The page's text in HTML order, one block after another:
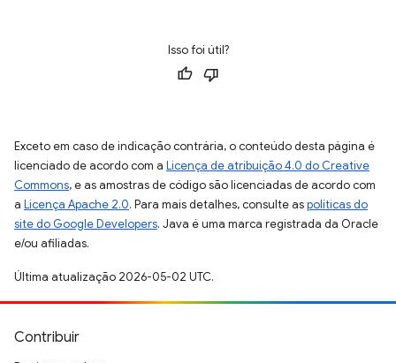
Isso foi útil?
Exceto em caso de indicação contrária, o conteúdo desta página é
licenciado de acordo com a Licença de atribuição 4.0 do Creative
Commons, e as amostras de código são licenciadas de acordo com
a Licença Apache 2.0. Para mais detalhes, consulte aspolíticas do
site do Google Developers. Java é uma marca registrada da Oracle
e/ou afiliadas.
Última atualização 2026-05-02 UTC.
Contribuir